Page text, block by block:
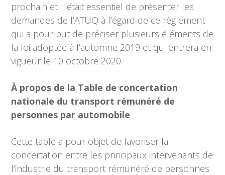
prochain et il était essentiel de présenter les
demandes de l’ATUQ à l’égard de ce règlement
qui a pour but de préciser plusieurs éléments de
la loi adoptée à l’automne 2019 et qui entrera en
vigueur le 10 octobre 2020.
À propos de la Table de concertation
nationale du transport rémunéré de
personnes par automobile
Cette table a pour objet de favoriser la
concertation entre les principaux intervenants de
l’industrie du transport rémunéré de personnes